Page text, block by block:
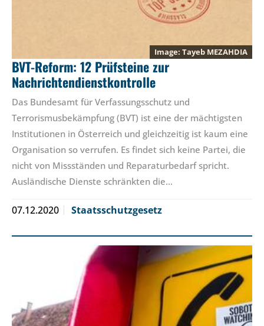
Tayeb MEZAHDIA
BVT-Reform: 12 Prüfsteine zur
Nachrichtendienstkontrolle
Das Bundesamt für Verfassungsschutz und
Terrorismusbekämpfung (BVT) ist eine der mächtigsten
Institutionen in Österreich und gleichzeitig ist kaum eine
Organisation so verrufen. Es findet sich keine Partei, die
nicht von Missständen und Reparaturbedarf spricht.
Ausländische Dienste schränkten die…
07.12.2020 Staatsschutzgesetz